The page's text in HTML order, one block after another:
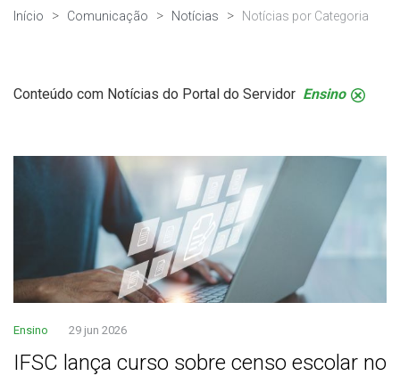
Início Comunicação Notícias Notícias por Categoria
Conteúdo com Notícias do Portal do Servidor Ensino .
Ensino 29 jun 2026
IFSC lança curso sobre censo escolar no